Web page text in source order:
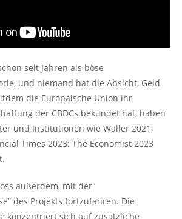
seit Jahren als böse
und niemand hat die Absicht, Geld
die Europäische Union ihr
der CBDCs bekundet hat, haben
und Institutionen wie Waller 2021,
Times 2023; The Economist 2023
außerdem, mit der
des Projekts fortzufahren. Die
konzentriert sich auf zusätzliche